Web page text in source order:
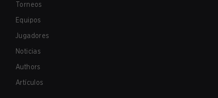
Torneos
Equipos
Jugadores
Noticias
Authors
Artículos